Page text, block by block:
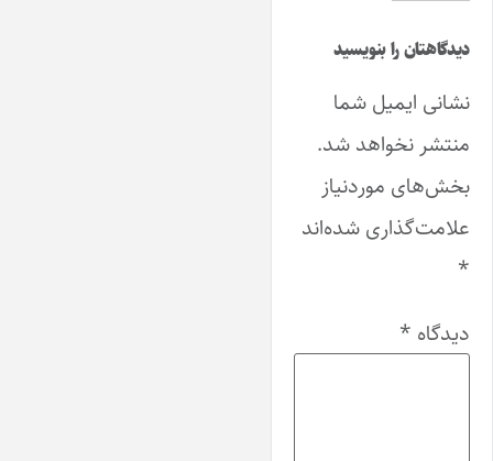
دیدگاهتان را بنویسید
نشانی ایمیل شما
منتشر نخواهد شد.
بخش‌های موردنیاز
علامت‌گذاری شده‌اند
دیدگاه*